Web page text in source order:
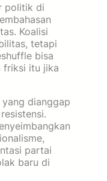
politik di
Koalisi
tetapi
bisa
friksi itu jika
dianggap
partai
baru di